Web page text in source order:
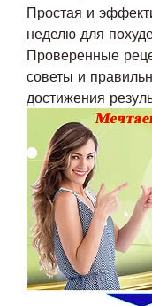
Простая и
неделю для
Проверенные
советы и
достижения